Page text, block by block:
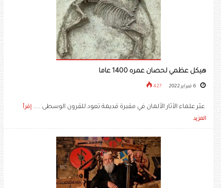
هيكل عظمي لحصان عمره 1400 عاما
427
عثر علماء الأثار الألمان في مقبرة قديمة تعود للقرون الوسطى ..... إقرأ
المزيد